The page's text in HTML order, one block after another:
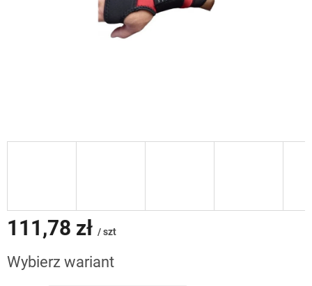
111,78 zł / szt
jednostkowa:
Wybierz wariant